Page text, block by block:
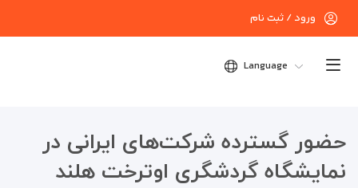
ورود / ثبت نام
Language
حضور گسترده شرکت‌های ایرانی در
نمایشگاه گردشگری اوترخت هلند